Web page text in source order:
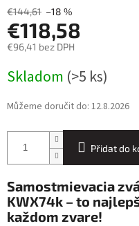
€144,61 –18 %
€118,58
€96,41 bez DPH
cena:
Skladom (>5 ks)
Můžeme doručit do: 12.8.2026
Přidat do
Samostmievacia
KWX74k – to
každom zvare!